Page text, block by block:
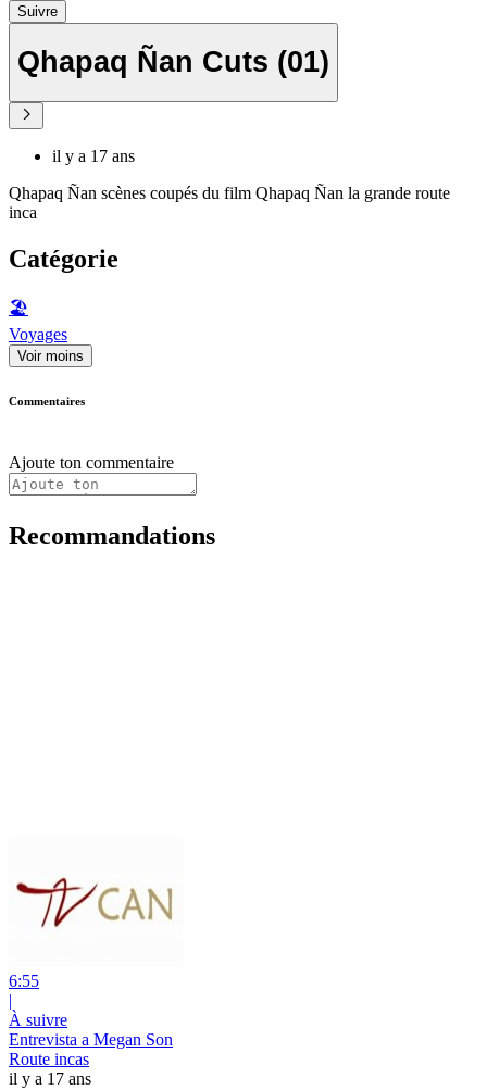
Suivre
Qhapaq Ñan Cuts (01)
il y a 17 ans
Qhapaq Ñan scènes coupés du film Qhapaq Ñan la grande route
inca
Catégorie
🏖
Voyages
Voir moins
Commentaires
Ajoute ton commentaire
Recommandations
6:55
|
À suivre
Entrevista a Megan Son
Route incas
il y a 17 ans